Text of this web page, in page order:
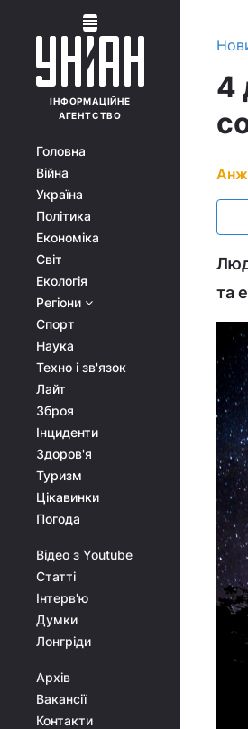
ІНФОРМАЦІЙНЕ
АГЕНТСТВО
Головна
Війна
Україна
Політика
Економіка
Світ
Екологія
Регіони
Спорт
Наука
Техно і зв'язок
Лайт
Зброя
Інциденти
Здоров'я
Туризм
Цікавинки
Погода
Відео з Youtube
Статті
Інтерв'ю
Думки
Лонгріди
Архів
Вакансії
Контакти
4
та